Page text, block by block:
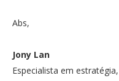
Abs,
Jony Lan
Especialista em